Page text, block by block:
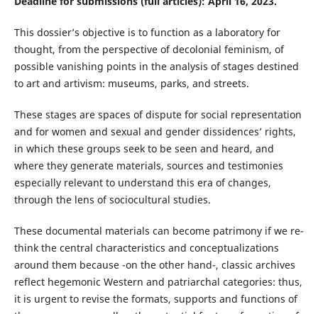
This dossier’s objective is to function as a laboratory for
thought, from the perspective of decolonial feminism, of
possible vanishing points in the analysis of stages destined
to art and artivism: museums, parks, and streets.
These stages are spaces of dispute for social representation
and for women and sexual and gender dissidences’ rights,
in which these groups seek to be seen and heard, and
where they generate materials, sources and testimonies
especially relevant to understand this era of changes,
through the lens of sociocultural studies.
These documental materials can become patrimony if we re-
think the central characteristics and conceptualizations
around them because -on the other hand-, classic archives
reflect hegemonic Western and patriarchal categories: thus,
it is urgent to revise the formats, supports and functions of